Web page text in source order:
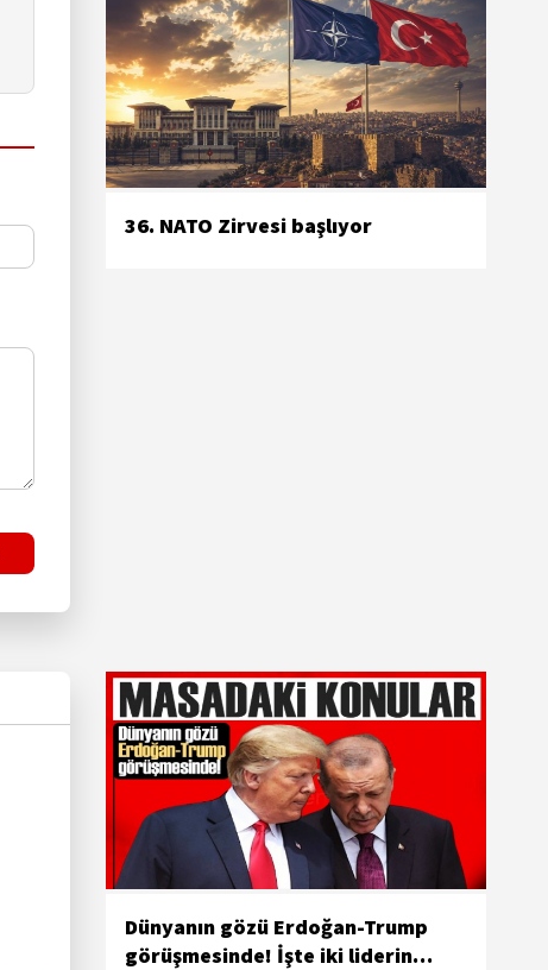
36. NATO Zirvesi başlıyor
Dünyanın gözü Erdoğan-Trump
görüşmesinde! İşte iki liderin